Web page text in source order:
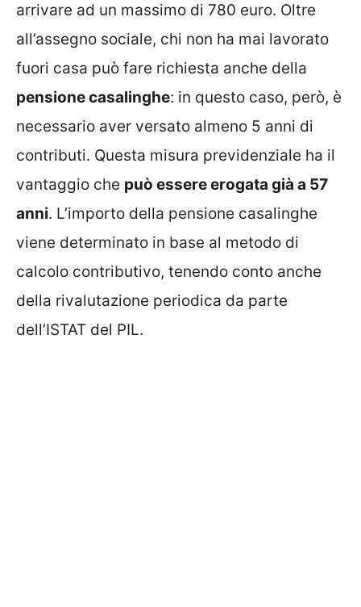
arrivare ad un massimo di 780 euro. Oltre
all’assegno sociale, chi non ha mai lavorato
fuori casa può fare richiesta anche della
pensione casalinghe: in questo caso, però, è
necessario aver versato almeno 5 anni di
contributi. Questa misura previdenziale ha il
vantaggio che può essere erogata già a 57
anni. L’importo della pensione casalinghe
viene determinato in base al metodo di
calcolo contributivo, tenendo conto anche
della rivalutazione periodica da parte
dell’ISTAT del PIL.